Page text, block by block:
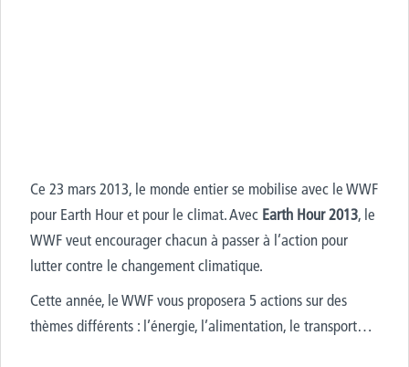
Ce 23 mars 2013, le monde entier se mobilise avec le WWF
pour Earth Hour et pour le climat. Avec Earth Hour 2013, le
WWF veut encourager chacun à passer à l’action pour
lutter contre le changement climatique.
Cette année, le WWF vous proposera 5 actions sur des
thèmes différents : l’énergie, l’alimentation, le transport…